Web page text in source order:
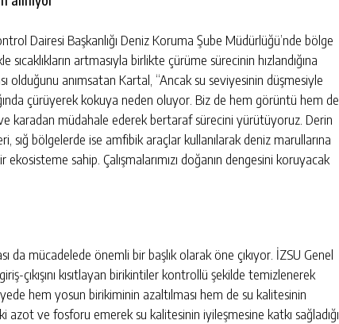
Dairesi Başkanlığı Deniz Koruma Şube Müdürlüğü’nde bölge
artmasıyla birlikte çürüme sürecinin hızlandığına
olduğunu anımsatan Kartal, “Ancak su seviyesinin düşmesiyle
çürüyerek kokuya neden oluyor. Biz de hem görüntü hem de
karadan müdahale ederek bertaraf sürecini yürütüyoruz. Derin
sığ bölgelerde ise amfibik araçlar kullanılarak deniz marullarına
sahip. Çalışmalarımızı doğanın dengesini koruyacak
da mücadelede önemli bir başlık olarak öne çıkıyor. İZSU Genel
çıkışını kısıtlayan birikintiler kontrollü şekilde temizlenerek
hem yosun birikiminin azaltılması hem de su kalitesinin
azot ve fosforu emerek su kalitesinin iyileşmesine katkı sağladığı